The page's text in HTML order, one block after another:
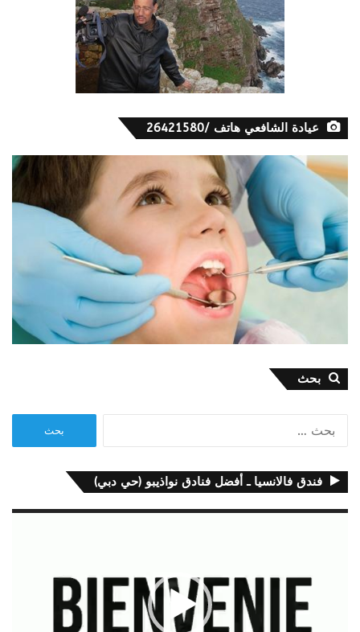
عيادة الشافعي هاتف /26421580
بحث
فندق فالانسيا ـ أفضل فنادق نواذيبو (حي دبي)
مشغل